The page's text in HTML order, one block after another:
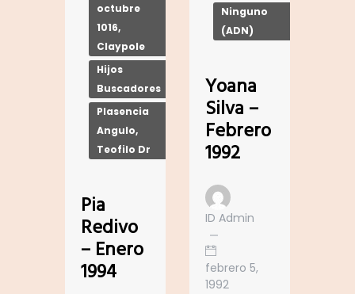
octubre
1016,
Claypole
Hijos
Buscadores
Plasencia
Angulo,
Teofilo Dr
Pia
Redivo
– Enero
1994
Ninguno
(ADN)
Yoana
Silva –
Febrero
1992
ID Admin
febrero 5,
1992